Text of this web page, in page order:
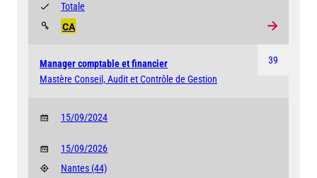
CA
Totale
39
Manager comptable et financier
Mastère Conseil, Audit et Contrôle de Gestion
15/09/2024
15/09/2026
Nantes (44)